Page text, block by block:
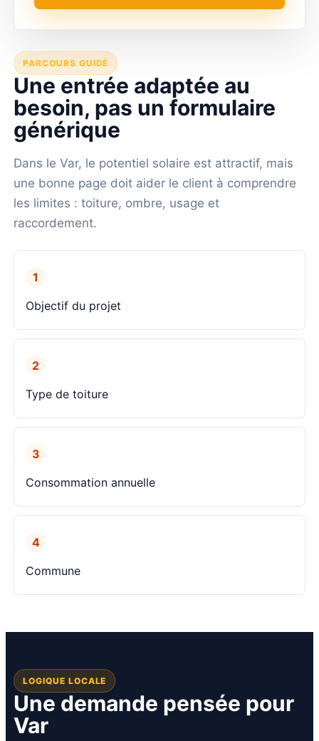
PARCOURS GUIDÉ
Une entrée adaptée au
besoin, pas un formulaire
générique
Dans le Var, le potentiel solaire est attractif, mais
une bonne page doit aider le client à comprendre
les limites : toiture, ombre, usage et
raccordement.
1
Objectif du projet
2
Type de toiture
3
Consommation annuelle
4
Commune
LOGIQUE LOCALE
Une demande pensée pour
Var